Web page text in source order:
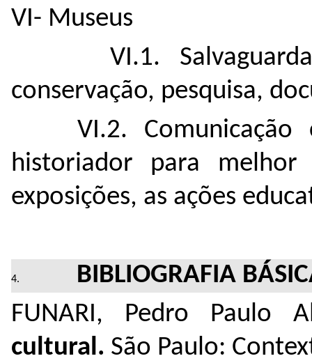
VI- Museus
VI.1. Salvaguarda:
conservação, pesquisa,
VI.2. Comunicação
historiador para melhor
exposições, as ações
BIBLIOGRAFIA
FUNARI, Pedro Paulo
cultural. São Paulo: